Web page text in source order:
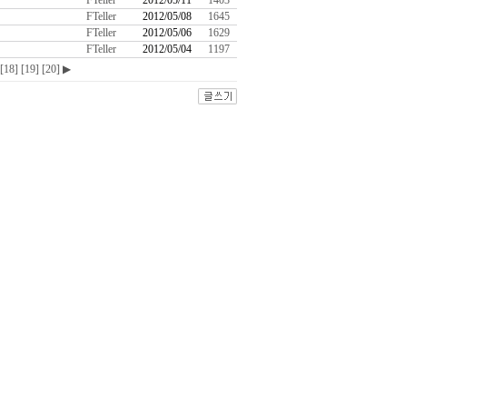
FTeller 2012/05/08
1645
FTeller 2012/05/06
1629
FTeller 2012/05/04
1197
[18] [19] [20] ▶